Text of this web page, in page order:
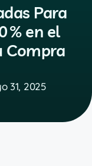
Para
% en el
Compra
31, 2025